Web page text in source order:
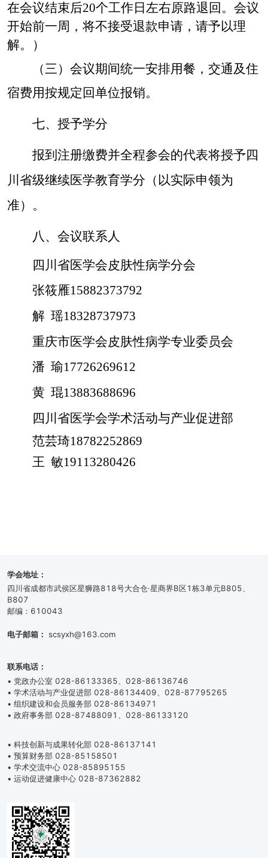
在会议结束后20个工作日左右原路退回。会议
开始前一周，将不接受退款申请，请予以理
解。）
（三）会议期间统一安排用餐，交通及住
宿费用按规定回单位报销。
七、授予学分
报到注册缴费并全程参会的代表将授予四
川 省级继续医学教育学分（以实际申领为
准）。
八、会议联系人
四川省医学会皮肤性病学分会
张筱雁15882373792
解 瑶18328737973
重庆市医学会皮肤性病学专业委员会
潘 瑜17726269612
黄 琨13883688696
四川省医学会学术活动与产业促进部
范芸琦18782252869
王 敏19113280426
学会地址：
四川省成都市武侯区星狮路818号大合仓·星商界B区1栋3单元B805、
B807
邮编：610043
电子邮箱： scsyxh@163.com
联系电话：
• 党政办公室 028-86133365、028-86136746
• 学术活动与产业促进部 028-86134409、028-87795265
• 组织建设和会员服务部 028-86134971
• 政府事务部 028-87488091、028-86133120
• 科技创新与成果转化部 028-86137141
• 预算财务部 028-85158501
• 学术交流中心 028-85895155
• 运动促进健康中心 028-87362882